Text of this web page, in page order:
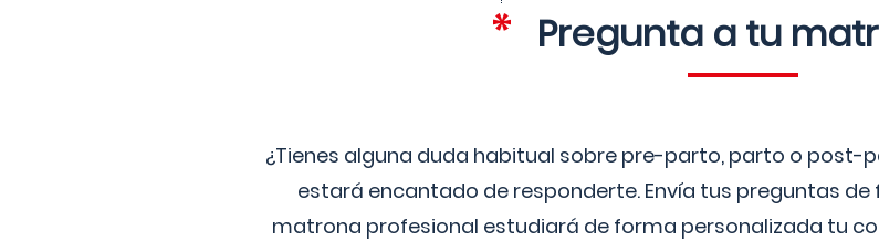
Pregunta a tu
¿Tienes alguna duda habitual sobre pre-parto, parto o post-
estará encantado de responderte. Envía tus preguntas
matrona profesional estudiará de forma personalizada tu